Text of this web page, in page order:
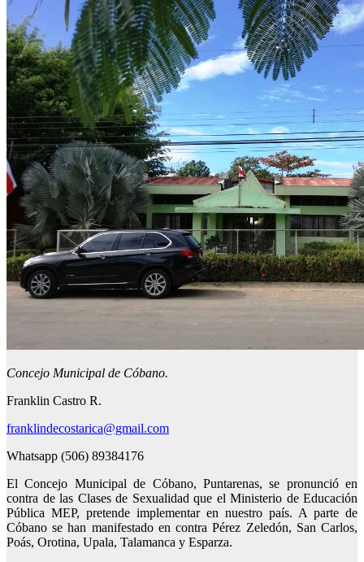
Concejo Municipal de Cóbano.
Franklin Castro R.
franklindecostarica@gmail.com
Whatsapp (506) 89384176
El Concejo Municipal de Cóbano, Puntarenas, se pronunció en
contra de las Clases de Sexualidad que el Ministerio de Educación
Pública MEP, pretende implementar en nuestro país. A parte de
Cóbano se han manifestado en contra Pérez Zeledón, San Carlos,
Poás, Orotina, Upala, Talamanca y Esparza.